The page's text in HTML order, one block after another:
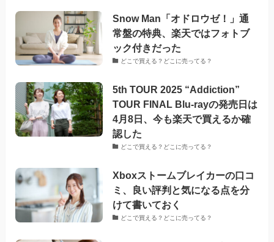
Snow Man「オドロウゼ！」通
常盤の特典、楽天ではフォトブ
ック付きだった
どこで買える？どこに売ってる？
5th TOUR 2025 “Addiction”
TOUR FINAL Blu-rayの発売日は
4月8日、今も楽天で買えるか確
認した
どこで買える？どこに売ってる？
Xboxストームブレイカーの口コ
ミ、良い評判と気になる点を分
けて書いておく
どこで買える？どこに売ってる？